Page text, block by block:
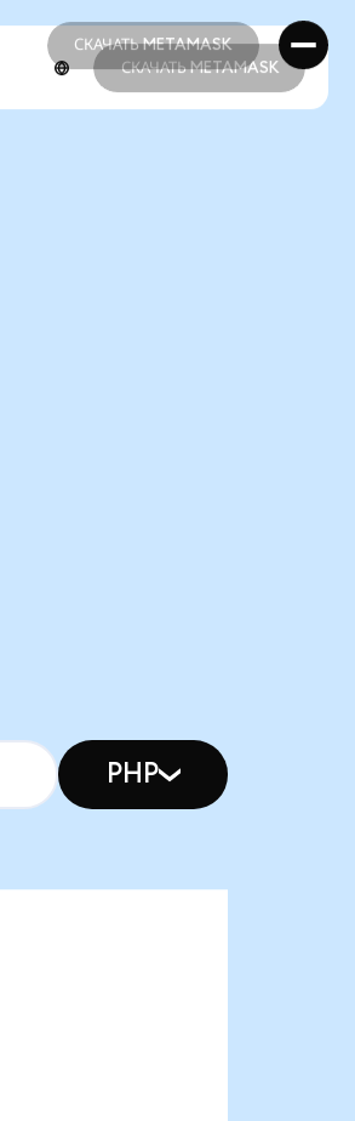
СКАЧАТЬ METAMASK
СКАЧАТЬ METAMASK
СКАЧАТЬ METAMASK
PHP